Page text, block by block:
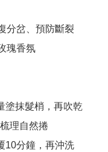
分岔、預防斷裂
瑰香氛
塗抹髮梢，再吹乾
理自然捲
10分鐘，再沖洗